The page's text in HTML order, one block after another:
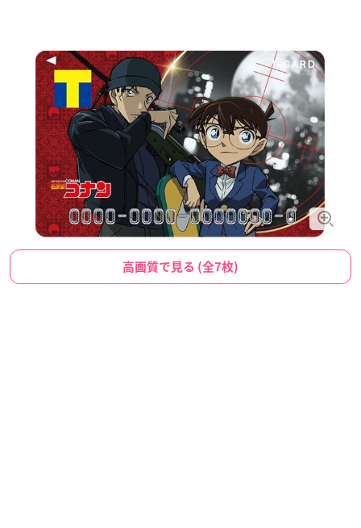
高画質で見る (全7枚)